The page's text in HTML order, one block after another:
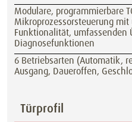
Modulare, programmierbare
Mikroprozessorsteuerung mit
Funktionalität, umfassenden
Diagnosefunktionen
6 Betriebsarten (Automatik,
Ausgang, Daueroffen,
Türprofil